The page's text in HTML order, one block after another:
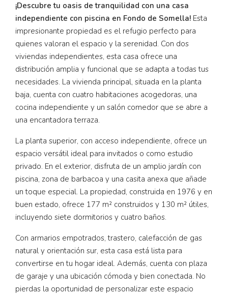
¡Descubre tu oasis de tranquilidad con una casa
independiente con piscina en Fondo de Somella! Esta
impresionante propiedad es el refugio perfecto para
quienes valoran el espacio y la serenidad. Con dos
viviendas independientes, esta casa ofrece una
distribución amplia y funcional que se adapta a todas tus
necesidades. La vivienda principal, situada en la planta
baja, cuenta con cuatro habitaciones acogedoras, una
cocina independiente y un salón comedor que se abre a
una encantadora terraza.
La planta superior, con acceso independiente, ofrece un
espacio versátil ideal para invitados o como estudio
privado. En el exterior, disfruta de un amplio jardín con
piscina, zona de barbacoa y una casita anexa que añade
un toque especial. La propiedad, construida en 1976 y en
buen estado, ofrece 177 m² construidos y 130 m² útiles,
incluyendo siete dormitorios y cuatro baños.
Con armarios empotrados, trastero, calefacción de gas
natural y orientación sur, esta casa está lista para
convertirse en tu hogar ideal. Además, cuenta con plaza
de garaje y una ubicación cómoda y bien conectada. No
pierdas la oportunidad de personalizar este espacio